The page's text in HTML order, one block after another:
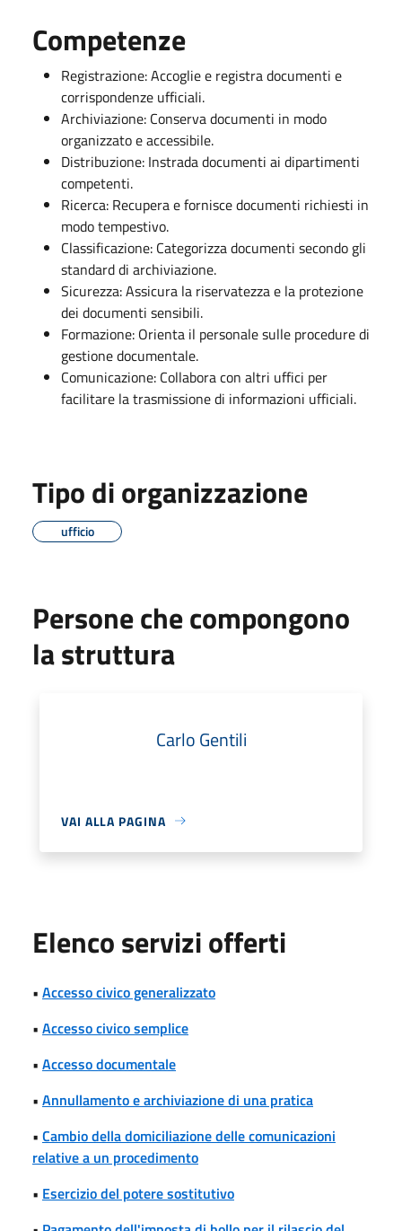
Competenze
Registrazione: Accoglie e registra documenti e
corrispondenze ufficiali.
Archiviazione: Conserva documenti in modo
organizzato e accessibile.
Distribuzione: Instrada documenti ai dipartimenti
competenti.
Ricerca: Recupera e fornisce documenti richiesti in
modo tempestivo.
Classificazione: Categorizza documenti secondo gli
standard di archiviazione.
Sicurezza: Assicura la riservatezza e la protezione
dei documenti sensibili.
Formazione: Orienta il personale sulle procedure di
gestione documentale.
Comunicazione: Collabora con altri uffici per
facilitare la trasmissione di informazioni ufficiali.
Tipo di organizzazione
ufficio
Persone che compongono
la struttura
Carlo Gentili
VAI ALLA PAGINA
Elenco servizi offerti
• Accesso civico generalizzato
• Accesso civico semplice
• Accesso documentale
• Annullamento e archiviazione di una pratica
• Cambio della domiciliazione delle comunicazioni
relative a un procedimento
• Esercizio del potere sostitutivo